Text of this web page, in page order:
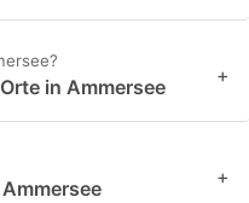
in Ammersee +
+